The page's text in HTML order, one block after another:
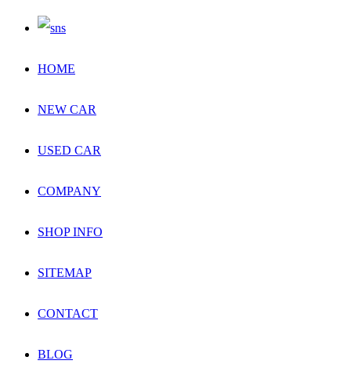
HOME
NEW CAR
USED CAR
COMPANY
SHOP INFO
SITEMAP
CONTACT
BLOG